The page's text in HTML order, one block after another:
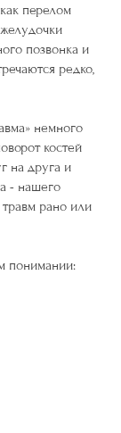
перелом
позвонка и
редко,
немного
костей
на друга и
- нашего
травм рано или
понимании: